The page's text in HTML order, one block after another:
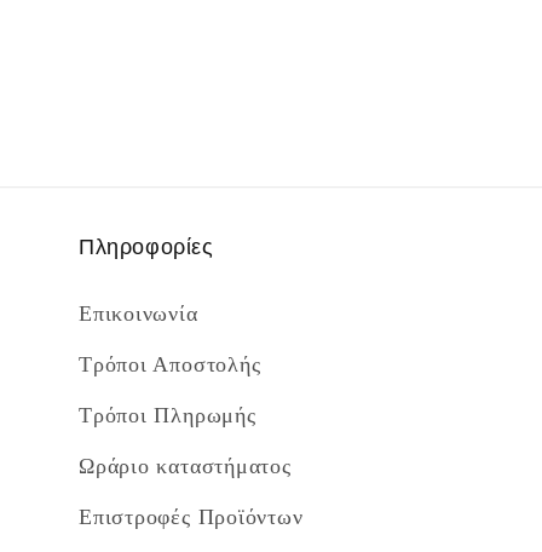
Πληροφορίες
Επικοινωνία
Τρόποι Αποστολής
Τρόποι Πληρωμής
Ωράριο καταστήματος
Επιστροφές Προϊόντων